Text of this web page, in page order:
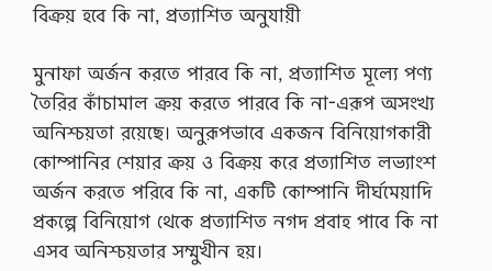
বিক্রয় হবে কি না, প্রত্যাশিত অনুযায়ী
মুনাফা অর্জন করতে পারবে কি না, প্রত্যাশিত মূল্যে পণ্য
তৈরির কাঁচামাল ক্রয় করতে পারবে কি না-এরূপ অসংখ্য
অনিশ্চয়তা রয়েছে। অনুরূপভাবে একজন বিনিয়োগকারী
কোম্পানির শেয়ার ক্রয় ও বিক্রয় করে প্রত্যাশিত লভ্যাংশ
অর্জন করতে পরিবে কি না, একটি কোম্পানি দীর্ঘমেয়াদি
প্রকল্পে বিনিয়োগ থেকে প্রত্যাশিত নগদ প্রবাহ পাবে কি না
এসব অনিশ্চয়তার সম্মুখীন হয়।